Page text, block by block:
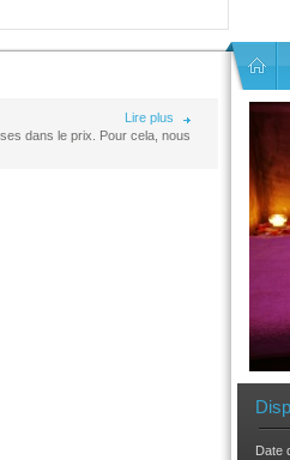
Lire plus
dans le prix. Pour cela, nous
Date